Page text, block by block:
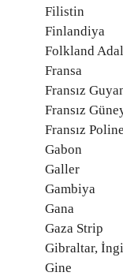
Filistin
Finlandiya
Folkland
Fransa
Fransız
Fransız
Fransız
Gabon
Galler
Gambiya
Gana
Gaza Strip
Gibraltar,
Gine